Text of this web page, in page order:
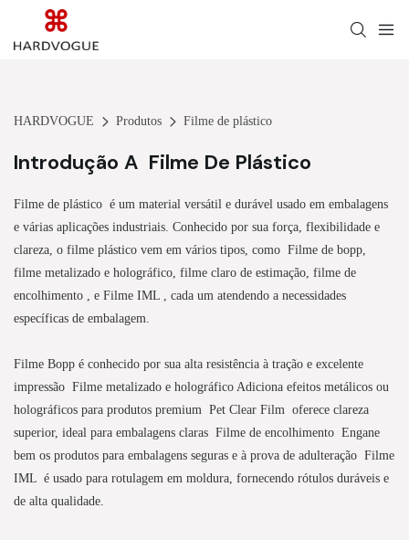
HARDVOGUE Produtos Filme de plástico
Introdução A Filme De Plástico
Filme de plástico é um material versátil e durável usado em embalagens
e várias aplicações industriais. Conhecido por sua força, flexibilidade e
clareza, o filme plástico vem em vários tipos, como Filme de bopp,
filme metalizado e holográfico, filme claro de estimação, filme de
encolhimento
, e Filme IML
, cada um atendendo a necessidades
específicas de embalagem.
Filme Bopp é conhecido por sua alta resistência à tração e excelente
impressão Filme metalizado e holográfico Adiciona efeitos metálicos ou
holográficos para produtos premium Pet Clear Film oferece clareza
superior, ideal para embalagens claras Filme de encolhimento Engane
bem os produtos para embalagens seguras e à prova de adulteração Filme
IML é usado para rotulagem em moldura, fornecendo rótulos duráveis ​​e
de alta qualidade.